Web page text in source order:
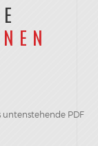
untenstehende PDF